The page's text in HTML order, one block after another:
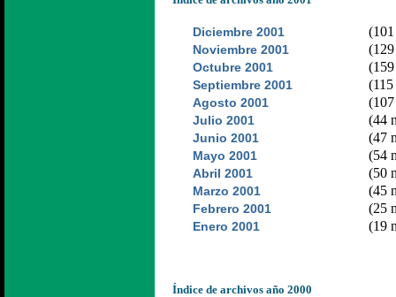
Diciembre 2001
Noviembre 2001
Octubre 2001
Septiembre 2001
Agosto 2001
Julio 2001 (44
Junio 2001 (47
Mayo 2001 (54
Abril 2001 (50
Marzo 2001 (45
Febrero 2001 (25
Enero 2001 (19
Índice de archivos año 2000